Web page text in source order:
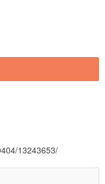
13243653/